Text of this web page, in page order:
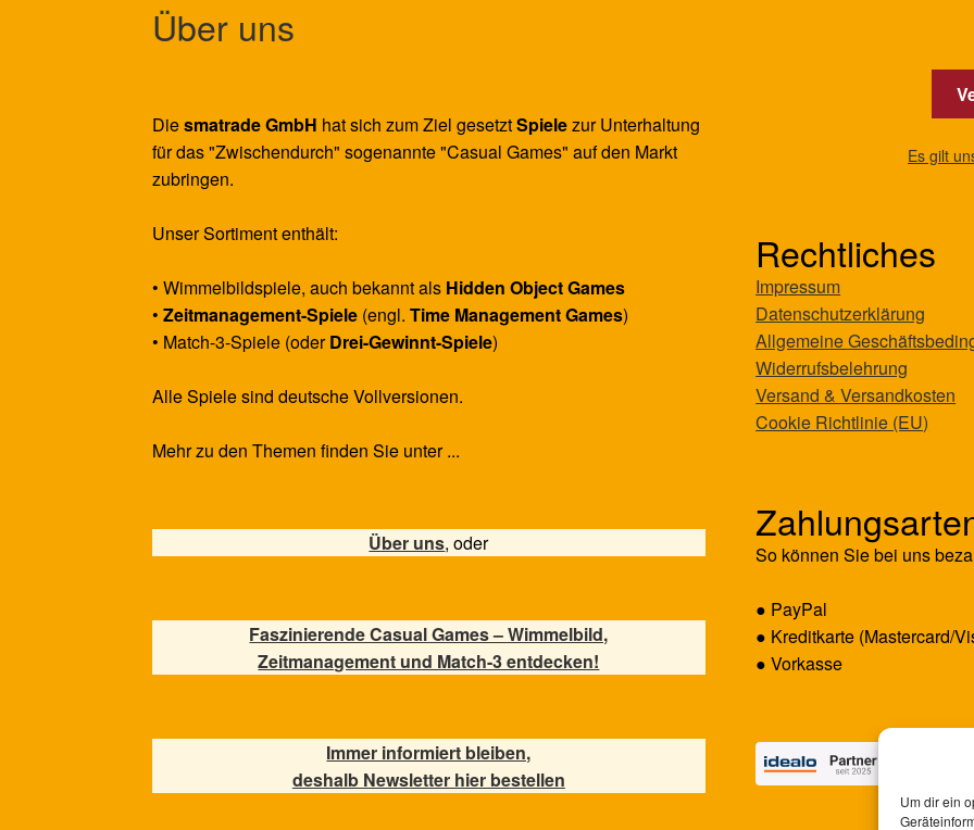
Um dir ein
Über uns
Diesmatrade GmbH hat sich zum Ziel gesetztSpielezur Unterhaltung
für das "Zwischendurch" sogenannte "Casual Games" auf den Markt
zubringen.
Unser Sortiment enthält:
• Wimmelbildspiele, auch bekannt als Hidden Object Games
•Zeitmanagement-Spiele (engl.Time Management Games)
• Match-3-Spiele (oderDrei-Gewinnt-Spiele)
Alle Spiele sind deutsche Vollversionen.
Mehr zu den Themen finden Sie unter ...
Über uns, oder
Faszinierende Casual Games – Wimmelbild,
Zeitmanagement und Match-3 entdecken!
Immer informiert bleiben,
deshalb Newsletter hier bestellen
Es gilt
Rechtliches
Impressum
Datenschutzerklärung
Allgemeine
Widerrufsbelehrung
Versand & Versandkosten
Cookie Richtlinie (EU)
So können Sie bei uns
● PayPal
● Kreditkarte (Mastercard/
● Vorkasse